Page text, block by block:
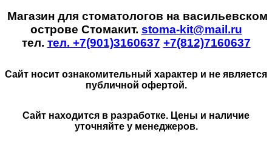
Магазин для стоматологов на васильевском
острове Стомакит. stoma-kit@mail.ru
тел. тел. +7(901)3160637 +7(812)7160637
Сайт носит ознакомительный характер и не является
публичной офертой.
Сайт находится в разработке. Цены и наличие
уточняйте у менеджеров.